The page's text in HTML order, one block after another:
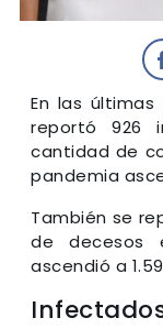
En las
reportó 926
cantidad de
pandemia
También se
de decesos
ascendió a